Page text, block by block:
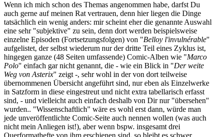
Wenn ich mich schon des Themas angenommen habe, darfst Du
auch gerne auf meinen Rat vertrauen, denn hier liegen die Dinge
tatsächlich ein wenig anders: mir scheint eher die genannte Auswahl
eine sehr "subjektive" zu sein, denn dort werden beispielsweise
einzelne Episoden (Fortsetzungsfolgen) von "Belloy l'invulnérable"
aufgelistet, der selbst wiederum nur der dritte Teil eines Zyklus ist,
hingegen ganze (48 Seiten umfassende) Comic-Alben wie "Marco
Polo" einfach gar nicht genannt, die - wie ein Blick in "Der weite
Weg von Asterix" zeigt -, sehr wohl in der von dort teilweise
übernommenen Übersicht angeführt sind, nur eben als Einzelwerke
in Satzform in diese eingestreut und nicht extra tabellarisch erfasst
sind, - und vielleicht auch einfach deshalb von Dir nur "übersehen"
wurden.. "Wissenschaftlich" wäre es wohl erst dann, würde man
jede unveröffentlichte Comic-Seite auch nennen wollen (was auch
nicht mein Anliegen ist!), aber wenn bspw. insgesamt drei